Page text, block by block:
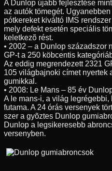
A Dunlop újabb fejlesztése
az autók tömegét.
pótkereket kiváltó IMS
mely defekt esetén speciális
keletkezõ rést.
• 2002 – a Dunlop századszor
GP-t a 250 köbcentis
Az eddig megrendezett 2321
105 világbajnoki címet nyertek
gumikkal.
• 2008: Le Mans – 85 év
A le mans-i, a világ
futama. A 24 órás versenyek
szer a gyõztes Dunlop
Dunlop a legsikeresebb
versenyben.